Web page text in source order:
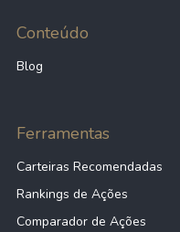
Conteúdo
Blog
Ferramentas
Carteiras Recomendadas
Rankings de Ações
Comparador de Ações